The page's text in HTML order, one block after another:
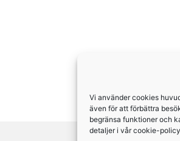
Vi använder cookies
även för att förbättra
begränsa funktioner och
detaljer i vår cookie-